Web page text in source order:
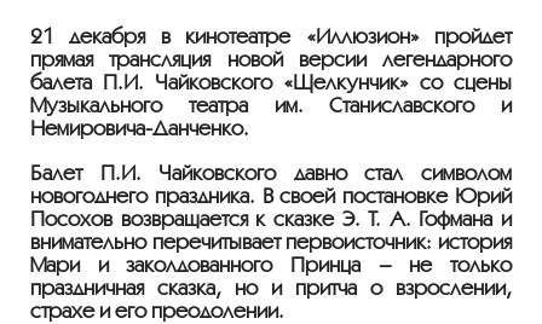
21 декабря в кинотеатре «Иллюзион» пройдет
прямая трансляция новой версии легендарного
балета П.И. Чайковского «Щелкунчик» со сцены
Музыкального театра им. Станиславского и
Немировича-Данченко.
Балет П.И. Чайковского давно стал символом
новогоднего праздника. В своей постановке Юрий
Посохов возвращается к сказке Э. Т. А. Гофмана и
внимательно перечитывает первоисточник: история
Мари и заколдованного Принца – не только
праздничная сказка, но и притча о взрослении,
страхе и его преодолении.